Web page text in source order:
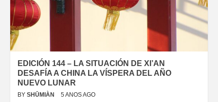
EDICIÓN 144 – LA SITUACIÓN DE XI’AN
DESAFÍA A CHINA LA VÍSPERA DEL AÑO
NUEVO LUNAR
BY SHŪMIÀN 5 ANOS AGO